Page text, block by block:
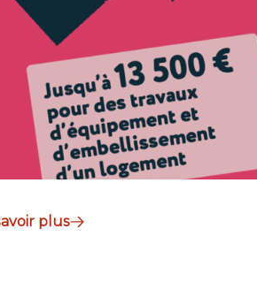
plus